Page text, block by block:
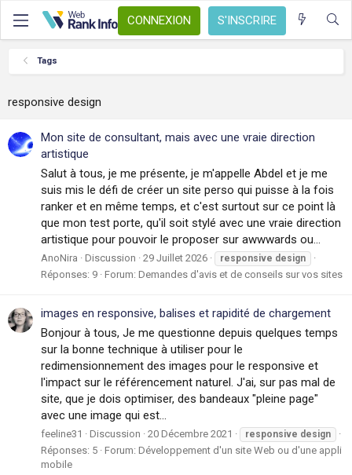
CONNEXION S'INSCRIRE
Tags
responsive design
Mon site de consultant, mais avec une vraie direction
artistique ️
Salut à tous, je me présente, je m'appelle Abdel et je me
suis mis le défi de créer un site perso qui puisse à la fois
ranker et en même temps, et c'est surtout sur ce point là
que mon test porte, qu'il soit stylé avec une vraie direction
artistique pour pouvoir le proposer sur awwwards ou...
AnoNira Discussion 29 Juillet 2026 responsive design
Réponses: 9 Forum: Demandes d'avis et de conseils sur vos sites
images en responsive, balises et rapidité de chargement
Bonjour à tous, Je me questionne depuis quelques temps
sur la bonne technique à utiliser pour le
redimensionnement des images pour le responsive et
l'impact sur le référencement naturel. J'ai, sur pas mal de
site, que je dois optimiser, des bandeaux "pleine page"
avec une image qui est...
feeline31 Discussion 20 Décembre 2021 responsive design
Réponses: 5 Forum: Développement d'un site Web ou d'une appli
mobile